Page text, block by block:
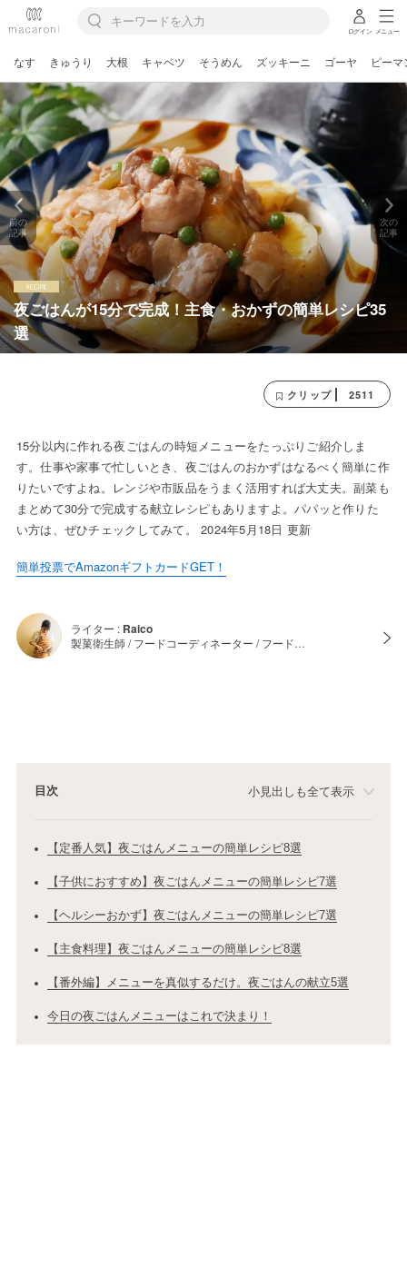
ログイン メニュー
なす きゅうり 大根 キャベツ そうめん ズッキーニ ゴーヤ ピーマ
夜ごはんが15分で完成！主食・おかずの簡単レシピ35
選
前の
記事
次の
記事
クリップ 2511
15分以内に作れる夜ごはんの時短メニューをたっぷりご紹介しま
す。仕事や家事で忙しいとき、夜ごはんのおかずはなるべく簡単に作
りたいですよね。レンジや市販品をうまく活用すれば大丈夫。副菜も
まとめて30分で完成する献立レシピもありますよ。パパッと作りた
い方は、ぜひチェックしてみて。 2024年5月18日 更新
簡単投票でAmazonギフトカードGET！
ライター : Raico
製菓衛生師 / フードコーディネーター / フード…
目次 小見出しも全て表示
【定番人気】夜ごはんメニューの簡単レシピ8選
【子供におすすめ】夜ごはんメニューの簡単レシピ7選
【ヘルシーおかず】夜ごはんメニューの簡単レシピ7選
【主食料理】夜ごはんメニューの簡単レシピ8選
【番外編】メニューを真似するだけ。夜ごはんの献立5選
今日の夜ごはんメニューはこれで決まり！